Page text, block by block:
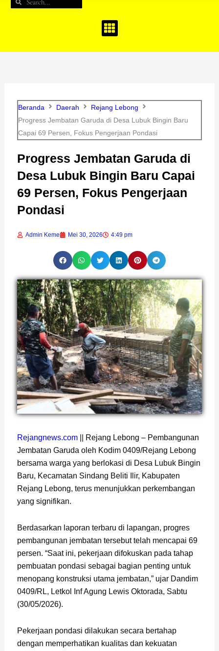
Beranda Daerah
Rejang Lebong
Progress Jembatan Garuda di Desa Lubuk Bingin Baru
Capai 69 Persen, Fokus Pengerjaan Pondasi
Progress Jembatan Garuda di
Desa Lubuk Bingin Baru Capai
69 Persen, Fokus Pengerjaan
Pondasi
Admin Keme Mei 30, 2026 4:49 pm
Rejangnews.com|| Rejang Lebong – Pembangunan
Jembatan Garuda oleh Kodim 0409/Rejang Lebong
bersama warga yang berlokasi di Desa Lubuk Bingin
Baru, Kecamatan Sindang Beliti Ilir, Kabupaten
Rejang Lebong, terus menunjukkan perkembangan
yang signifikan.
Berdasarkan laporan terbaru di lapangan, progres
pembangunan jembatan tersebut telah mencapai 69
persen. “Saat ini, pekerjaan difokuskan pada tahap
pembuatan pondasi sebagai bagian penting untuk
menopang konstruksi utama jembatan,” ujar Dandim
0409/RL, Letkol Inf Agung Lewis Oktorada, Sabtu
(30/05/2026).
Pekerjaan pondasi dilakukan secara bertahap
dengan memperhatikan kualitas dan kekuatan
Page
, Page